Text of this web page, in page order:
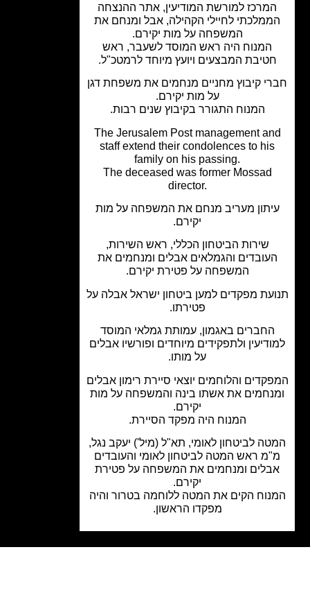
למורשת המודיעין, אתר ההנצחה
לחיילי הקהילה, אבל ומנחם את
המשפחה על מות יקירם.
המנוח היה ראש המוסד לשעבר, ראש
המבצעים ויועץ מיוחד לרמטכ"ל.
קיבוץ מחניים מנחמים את משפחת דגן
על מות יקירם.
המנוח התגורר בקיבוץ שנים רבות.
The Jerusalem Post management
staff extend their condolences to
family on his passing.
The deceased was former Mossad
director.
מעריב מנחם את המשפחה על מות
שירות הביטחון הכללי, ראש השירות,
והגמלאים אבלים ומנחמים את
המשפחה על פטירת יקירם.
מפקדים למען ביטחון ישראל אבלה על
החברים באגמון, עמותת גמלאי המוסד
ולתפקידים מיוחדים ופורשיו אבלים
על מותו.
והלוחמים יוצאי סיירת רימון אבלים
את אשתו בינה והמשפחה על מות
המנוח היה מפקד הסיירת.
לביטחון לאומי, תא"ל (מיל') יעקב נגל,
ראש המטה לביטחון לאומי והעובדים
ומנחמים את המשפחה על פטירת
הקים את המטה ללוחמה בטרור והיה
מפקדו הראשון.